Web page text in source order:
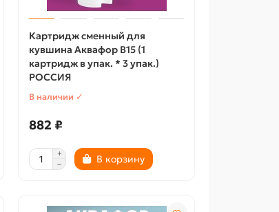
Картридж сменный для
кувшина Аквафор B15 (1
картридж в упак. * 3 упак.)
РОССИЯ
В наличии ✓
882 ₽
В корзину